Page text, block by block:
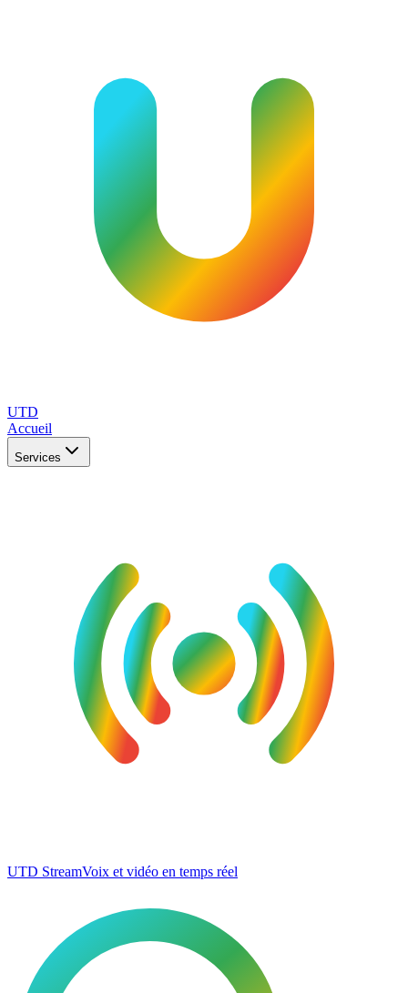
UTD
Accueil
Services
UTD StreamVoix et vidéo en temps réel